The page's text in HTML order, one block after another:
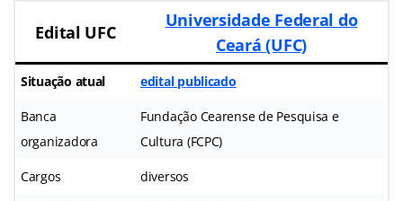
Edital UFC
Universidade Federal do
Ceará (UFC)
Situação atual edital publicado
Banca
organizadora
Fundação Cearense de Pesquisa e
Cultura (FCPC)
Cargos diversos